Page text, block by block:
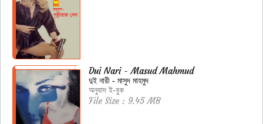
Dui Nari - Masud Mahmud
দুই নারী - মাসুদ মাহমুদ
অনুবাদ ই-বুক
File Size : 9.45 MB